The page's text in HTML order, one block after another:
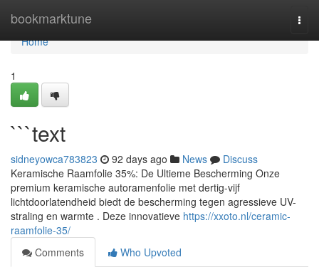
bookmarktune
Home
Home
1
```text
sidneyowca783823 92 days ago News
Discuss
Keramische Raamfolie 35%: De Ultieme Bescherming Onze
premium keramische autoramenfolie met dertig-vijf
lichtdoorlatendheid biedt de bescherming tegen agressieve UV-
straling en warmte . Deze innovatieve https://xxoto.nl/ceramic-
raamfolie-35/
Comments
Who Upvoted